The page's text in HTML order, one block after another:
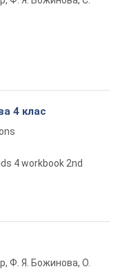
4 клас
4 workbook 2nd
Ф. Я. Божинова, О.